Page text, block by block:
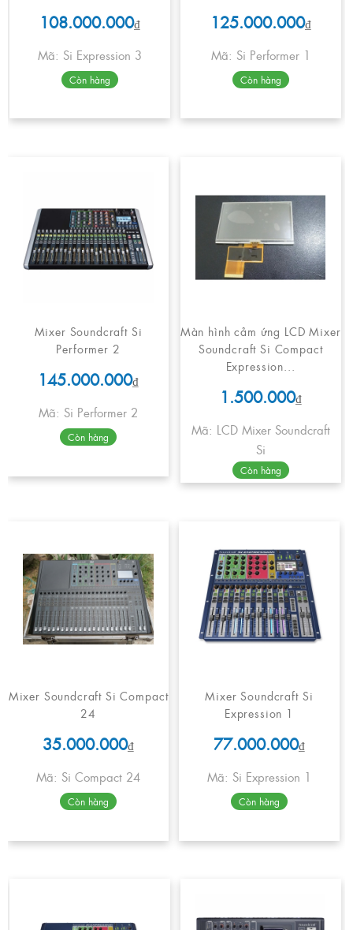
108.000.000₫
Mã: Si Expression 3
Còn hàng
125.000.000₫
Mã: Si Performer 1
Còn hàng
Mixer Soundcraft Si
Performer 2
145.000.000₫
Mã: Si Performer 2
Còn hàng
Màn hình cảm ứng LCD Mixer
Soundcraft Si Compact
Expression...
1.500.000₫
Mã: LCD Mixer Soundcraft
Si
Còn hàng
Mixer Soundcraft Si Compact
24
35.000.000₫
Mã: Si Compact 24
Còn hàng
Mixer Soundcraft Si
Expression 1
77.000.000₫
Mã: Si Expression 1
Còn hàng